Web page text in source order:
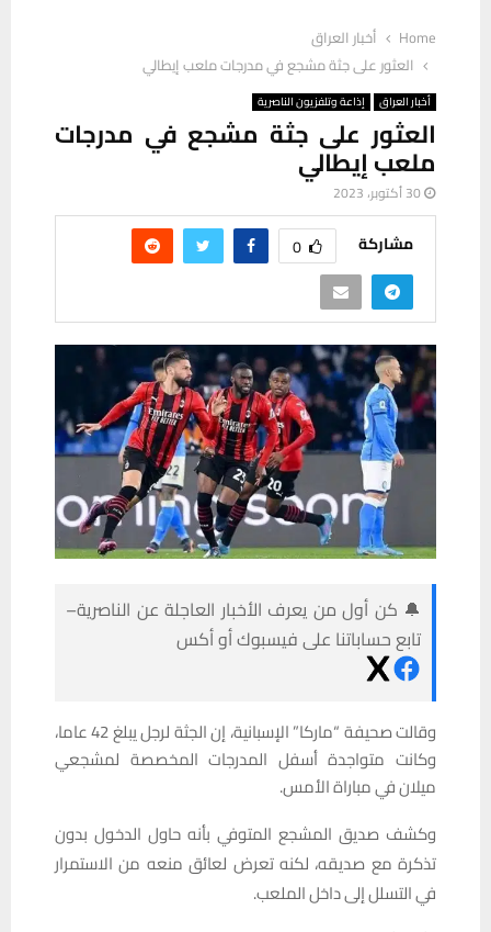
Home
أخبار العراق
العثور على جثة مشجع في مدرجات ملعب إيطالي
أخبار العراق إذاعة وتلفزيون الناصرية
العثور على جثة مشجع في مدرجات
ملعب إيطالي
30 أكتوبر، 2023
مشاركة 0
🔔 كن أول من يعرف الأخبار العاجلة عن الناصرية–
تابع حساباتنا على فيسبوك أو أكس
وقالت صحيفة “ماركا” الإسبانية، إن الجثة لرجل يبلغ 42 عاما،
وكانت متواجدة أسفل المدرجات المخصصة لمشجعي
ميلان في مباراة الأمس.
وكشف صديق المشجع المتوفي بأنه حاول الدخول بدون
تذكرة مع صديقه، لكنه تعرض لعائق منعه من الاستمرار
في التسلل إلى داخل الملعب.